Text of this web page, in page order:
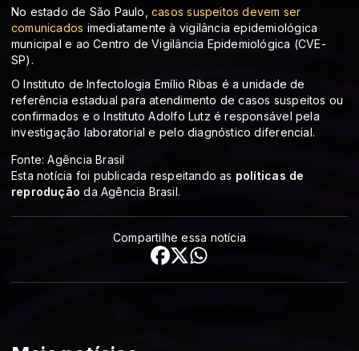
No estado de São Paulo,casos suspeitos devem ser
comunicados imediatamente à vigilância epidemiológica
municipal e ao Centro de Vigilância Epidemiológica (CVE-
SP).
O Instituto de Infectologia Emílio Ribas é a unidade de
referência estadual para atendimento de casos suspeitos ou
confirmados e o Instituto Adolfo Lutz é responsável pela
investigação laboratorial e pelo diagnóstico diferencial.
Fonte: Agência Brasil
Esta notícia foi publicada respeitando as políticas de
reprodução da Agência Brasil.
Compartilhe essa notícia